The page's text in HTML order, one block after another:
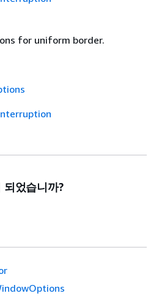
for uniform border.
었습니까?